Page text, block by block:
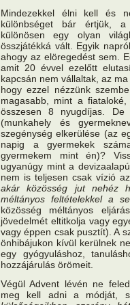
Mindezekkel élni kell és
különbséget bár értjük, a
különösen egy olyan
összjátékká vált. Egyik
ahogy az elöregedést sem.
amit 20 évvel ezelőtt
kapcsán nem vállaltak, az
hogy ezzel nézzünk
magasabb, mint a
összesen 8 nyugdíjas.
(munkahely és
szegénység elkerülése (az
napig a gyermekek
gyermekem mint én)?
ugyanúgy mint a
nem is teljesen csak vízió
akár közösség jut nehéz
méltányos feltételekkel a
közösség méltányos
jövedelmét eltitkolja vagy
vagy éppen csak pusztít). A
önhibájukon kívül kerülnek
egy gyógyuláshoz,
hozzájárulás örömeit.
Végül Advent lévén ne
meg kell adni a módját,